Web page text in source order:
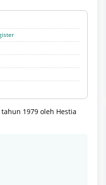
1979 oleh Hestia